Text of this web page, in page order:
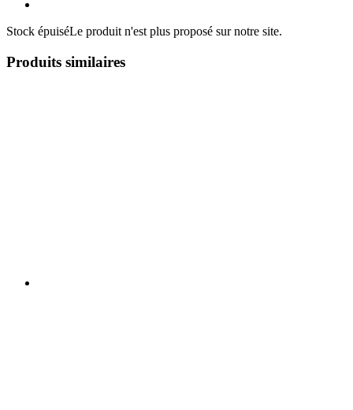
Stock épuiséLe produit n'est plus proposé sur notre site.
Produits similaires